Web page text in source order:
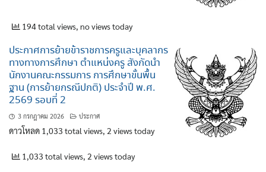
194 total views, no views today
ประกาศการย้ายข้าราชการครูและบุคลากร
ทางทางการศึกษา ตำแหน่งครู สังกัดนำ
นักงานคณะกรรมการ การศึกษาขั้นพื้น
ฐาน (การย้ายกรณีปกติ) ประจำปี พ.ศ.
2569 รอบที่ 2
3 กรกฎาคม 2026 ประกาศ
ดาวโหลด 1,033 total views, 2 views today
1,033 total views, 2 views today